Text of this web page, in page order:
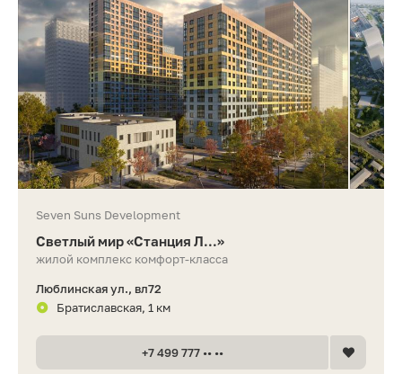
Seven Suns Development
Светлый мир «Станция Л...»
жилой комплекс комфорт-класса
Люблинская ул., вл72
Братиславская, 1 км
+7 499 777 •• ••